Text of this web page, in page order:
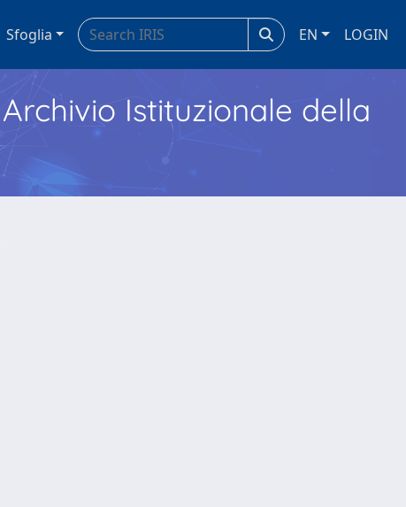
Sfoglia EN LOGIN
Archivio Istituzionale della